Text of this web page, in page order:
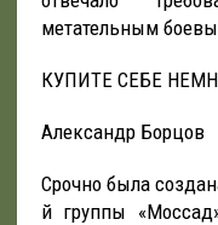
метательным
КУПИТЕ СЕБЕ
Александр Борцов
Срочно была
й группы